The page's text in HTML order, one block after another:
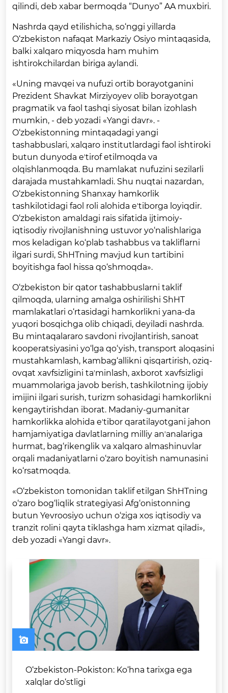
qilindi, deb xabar bermoqda “Dunyo” AA muxbiri.
Nashrda qayd etilishicha, so‘nggi yillarda
O‘zbekiston nafaqat Markaziy Osiyo mintaqasida,
balki xalqaro miqyosda ham muhim
ishtirokchilardan biriga aylandi.
«Uning mavqei va nufuzi ortib borayotganini
Prezident Shavkat Mirziyoyev olib borayotgan
pragmatik va faol tashqi siyosat bilan izohlash
mumkin, - deb yozadi «Yangi davr». -
O‘zbekistonning mintaqadagi yangi
tashabbuslari, xalqaro institutlardagi faol ishtiroki
butun dunyoda eʼtirof etilmoqda va
olqishlanmoqda. Bu mamlakat nufuzini sezilarli
darajada mustahkamladi. Shu nuqtai nazardan,
O‘zbekistonning Shanxay hamkorlik
tashkilotidagi faol roli alohida eʼtiborga loyiqdir.
O‘zbekiston amaldagi rais sifatida ijtimoiy-
iqtisodiy rivojlanishning ustuvor yo‘nalishlariga
mos keladigan ko‘plab tashabbus va takliflarni
ilgari surdi, ShHTning mavjud kun tartibini
boyitishga faol hissa qo‘shmoqda».
O‘zbekiston bir qator tashabbuslarni taklif
qilmoqda, ularning amalga oshirilishi ShHT
mamlakatlari o‘rtasidagi hamkorlikni yana-da
yuqori bosqichga olib chiqadi, deyiladi nashrda.
Bu mintaqalararo savdoni rivojlantirish, sanoat
kooperatsiyasini yo‘lga qo‘yish, transport aloqasini
mustahkamlash, kambag‘allikni qisqartirish, oziq-
ovqat xavfsizligini taʼminlash, axborot xavfsizligi
muammolariga javob berish, tashkilotning ijobiy
imijini ilgari surish, turizm sohasidagi hamkorlikni
kengaytirishdan iborat. Madaniy-gumanitar
hamkorlikka alohida eʼtibor qaratilayotgani jahon
hamjamiyatiga davlatlarning milliy anʼanalariga
hurmat, bag‘rikenglik va xalqaro almashinuvlar
orqali madaniyatlarni o‘zaro boyitish namunasini
ko‘rsatmoqda.
«O‘zbekiston tomonidan taklif etilgan ShHTning
o‘zaro bog‘liqlik strategiyasi Afg‘onistonning
butun Yevroosiyo uchun o‘ziga xos iqtisodiy va
tranzit rolini qayta tiklashga ham xizmat qiladi»,
deb yozadi «Yangi davr».
O‘zbekiston-Pokiston: Ko‘hna tarixga ega
xalqlar do‘stligi